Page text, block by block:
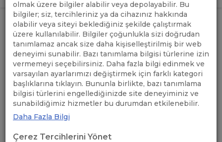
ANASAYFA /
ÖNEMLİ
DUYURULAR
/
MACARİSTAN: SÜRÜŞ
KISITLAMALARI HAKKINDA
BİLGİLENDİRME
MACARİSTAN: SÜRÜŞ
KISITLAMALARI HAKKINDA
BİLGİLENDİRME
olmak üzere bilgiler alabilir veya depolayabilir. Bu
bilgiler; siz, tercihleriniz ya da cihazınız hakkında
olabilir veya siteyi beklediğiniz şekilde çalıştırmak
üzere kullanılabilir. Bilgiler çoğunlukla sizi doğrudan
tanımlamaz ancak size daha kişiselleştirilmiş bir web
deneyimi sunabilir. Bazı tanımlama bilgisi türlerine izin
vermemeyi seçebilirsiniz. Daha fazla bilgi edinmek ve
varsayılan ayarlarımızı değiştirmek için farklı kategori
başlıklarına tıklayın. Bununla birlikte, bazı tanımlama
bilgisi türlerini engellediğinizde site deneyiminiz ve
sunabildiğimiz hizmetler bu durumdan etkilenebilir.
Daha Fazla Bilgi
Çerez Tercihlerini Yönet